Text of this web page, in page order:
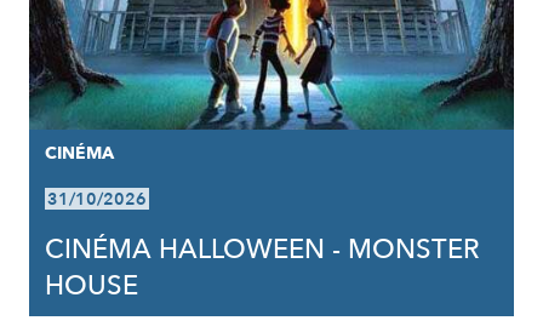
CINÉMA
31/10/2026
CINÉMA HALLOWEEN - MONSTER
HOUSE